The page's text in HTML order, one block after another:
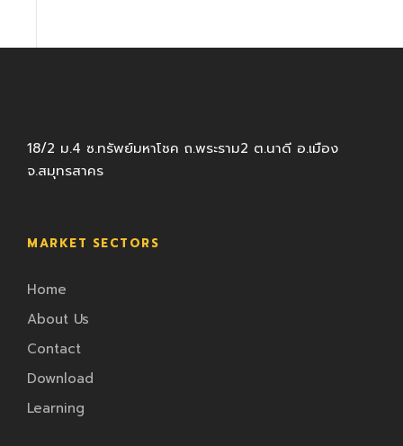
18/2 ม.4 ซ.ทรัพย์มหาโชค ถ.พระราม2 ต.นาดี อ.เมือง
จ.สมุทรสาคร
MARKET SECTORS
Home
About Us
Contact
Download
Learning